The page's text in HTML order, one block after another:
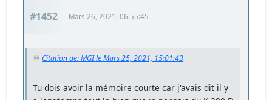
#1452 Mars 26, 2021, 06:55:45
Citation de: MGI le Mars 25, 2021, 15:01:43
Tu dois avoir la mémoire courte car j'avais dit il y